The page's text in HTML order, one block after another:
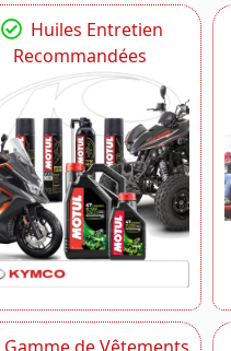
Huiles Entretien
Recommandées